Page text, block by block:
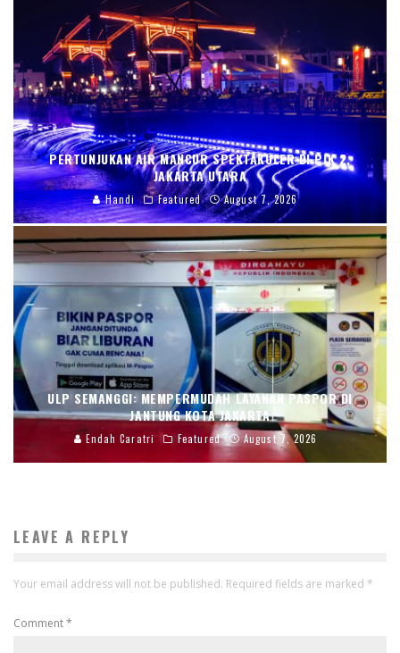
PERTUNJUKAN AIR MANCUR SPEKTAKULER DI PIK 2,
JAKARTA UTARA
Handi Featured August 7, 2026
ULP SEMANGGI: MEMPERMUDAH LAYANAN PASPOR DI
JANTUNG KOTA JAKARTA
Endah Caratri Featured August 7, 2026
LEAVE A REPLY
Your email address will not be published. Required fields are marked *
Comment*